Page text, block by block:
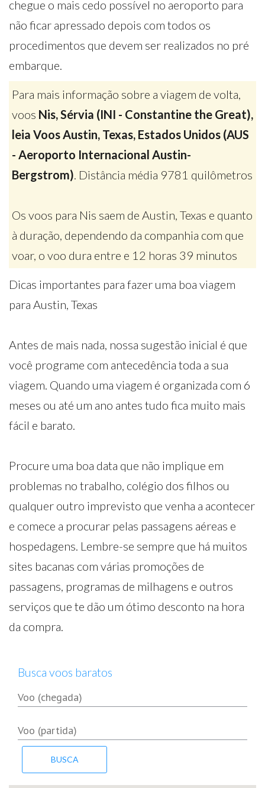
chegue o mais cedo possível no aeroporto para
não ficar apressado depois com todos os
procedimentos que devem ser realizados no pré
embarque.
Para mais informação sobre a viagem de volta,
voos Nis, Sérvia (INI - Constantine the Great),
leia Voos Austin, Texas, Estados Unidos (AUS
- Aeroporto Internacional Austin-
Bergstrom). Distância média 9781 quilômetros
Os voos para Nis saem de Austin, Texas e quanto
à duração, dependendo da companhia com que
voar, o voo dura entre e 12 horas 39 minutos
Dicas importantes para fazer uma boa viagem
para Austin, Texas
Antes de mais nada, nossa sugestão inicial é que
você programe com antecedência toda a sua
viagem. Quando uma viagem é organizada com 6
meses ou até um ano antes tudo fica muito mais
fácil e barato.
Procure uma boa data que não implique em
problemas no trabalho, colégio dos filhos ou
qualquer outro imprevisto que venha a acontecer
e comece a procurar pelas passagens aéreas e
hospedagens. Lembre-se sempre que há muitos
sites bacanas com várias promoções de
passagens, programas de milhagens e outros
serviços que te dão um ótimo desconto na hora
da compra.
Busca voos baratos